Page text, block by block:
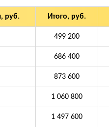
руб. Итого, руб.
499 200
686 400
873 600
1 060 800
1 497 600